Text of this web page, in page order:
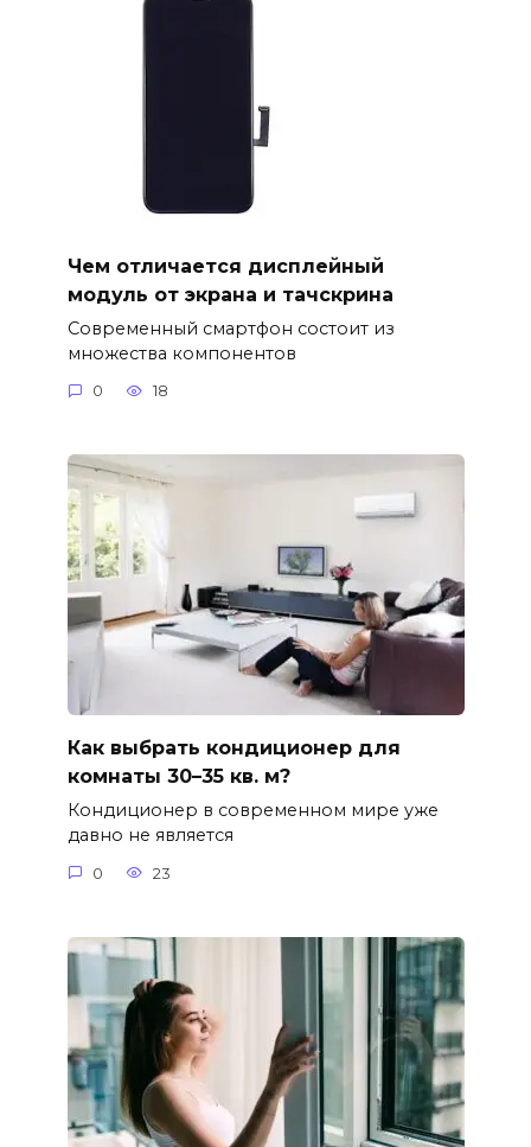
Чем отличается дисплейный
модуль от экрана и тачскрина
Современный смартфон состоит из
множества компонентов
0 18
Как выбрать кондиционер для
комнаты 30–35 кв. м?
Кондиционер в современном мире уже
давно не является
0 23